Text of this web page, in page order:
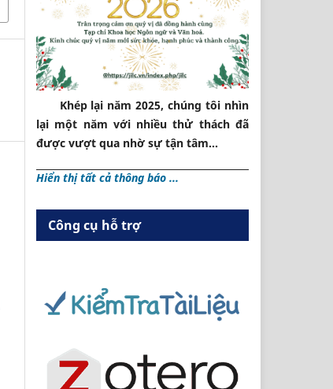
Khép lại năm 2025, chúng tôi nhìn
lại một năm với nhiều thử thách đã
được vượt qua nhờ sự tận tâm...
Hiển thị tất cả thông báo ...
Công cụ hỗ trợ